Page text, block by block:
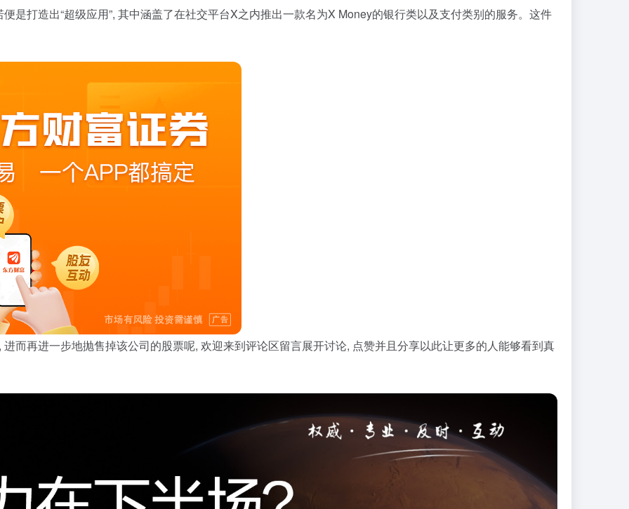
是打造出“超级应用”, 其中涵盖了在社交平台X之内推出一款名为X Money的银行类以及支付类别的服务。这件
而再进一步地抛售掉该公司的股票呢, 欢迎来到评论区留言展开讨论, 点赞并且分享以此让更多的人能够看到真